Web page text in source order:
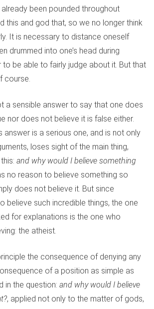
been pounded throughout
this and god that, so we no longer think
It is necessary to distance oneself
drummed into one’s head during
to be able to fairly judge about it. But that
course.
a sensible answer to say that one does
nor does not believe it is false either.
answer is a serious one, and is not only
loses sight of the main thing,
and why would I believe something
no reason to believe something so
does not believe it. But since
believe such incredible things, the one
for explanations is the one who
the atheist.
the consequence of denying any
of a position as simple as
in the question: and why would I believe
, applied not only to the matter of gods,